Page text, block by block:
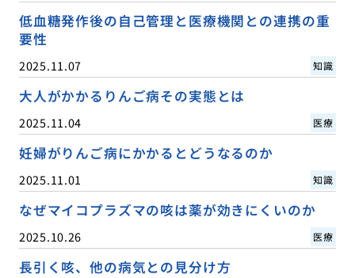
低血糖発作後の自己管理と医療機関との連携の重
要性
2025.11.07 知識
大人がかかるりんご病その実態とは
2025.11.04 医療
妊婦がりんご病にかかるとどうなるのか
2025.11.01 知識
なぜマイコプラズマの咳は薬が効きにくいのか
2025.10.26 医療
長引く咳、他の病気との見分け方